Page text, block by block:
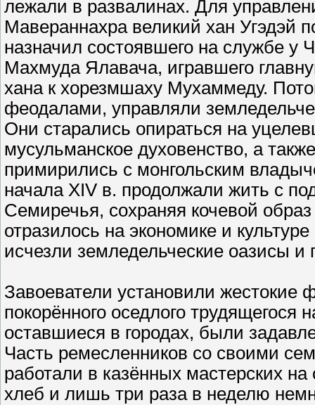
лежали в развалинах. Для
Мавераннахра великий хан Угэдэй
назначил состоявшего на службе у
Махмуда Ялавача, игравшего
хана к хорезмшаху Мухаммеду.
феодалами, управляли
Они старались опираться на
мусульманское духовенство, а
примирились с монгольским
начала XIV в. продолжали жить с
Семиречья, сохраняя кочевой
отразилось на экономике и
исчезли земледельческие оазисы и
Завоеватели установили
покорённого оседлого
оставшиеся в городах, были
Часть ремесленников со своими
работали в казённых мастерских
хлеб и лишь три раза в неделю